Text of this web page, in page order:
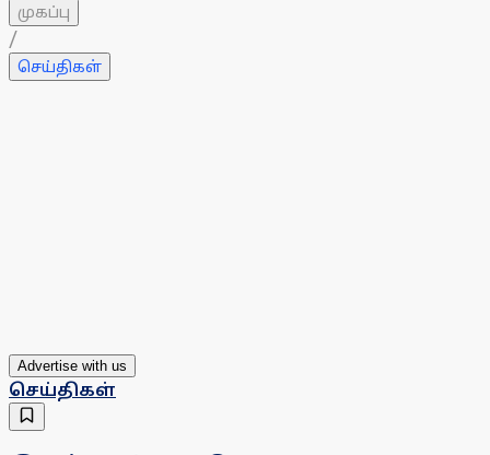
முகப்பு
/
செய்திகள்
Advertise with us
செய்திகள்